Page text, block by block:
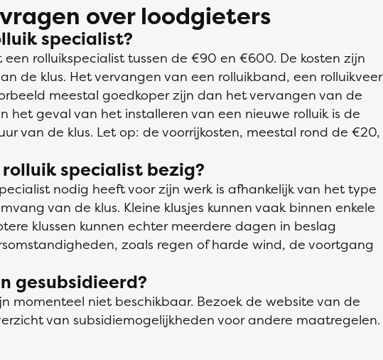
over loodgieters
specialist?
rolluikspecialist tussen de €90 en €600. De kosten zijn
de klus. Het vervangen van een rolluikband, een rolluikveer
meestal goedkoper zijn dan het vervangen van de
het geval van het installeren van een nieuwe rolluik is de
van de klus. Let op: de voorrijkosten, meestal rond de €20,
rolluik specialist bezig?
nodig heeft voor zijn werk is afhankelijk van het type
van de klus. Kleine klusjes kunnen vaak binnen enkele
klussen kunnen echter meerdere dagen in beslag
zoals regen of harde wind, de voortgang
gesubsidieerd?
momenteel niet beschikbaar. Bezoek de website van de
van subsidiemogelijkheden voor andere maatregelen.